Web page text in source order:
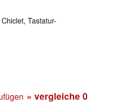
Tastatur-
» vergleiche 0